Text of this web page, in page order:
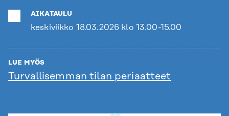
AIKATAULU
keskiviikko 18.03.2026 klo 13.00-15.00
LUE MYÖS
Turvallisemman tilan periaatteet